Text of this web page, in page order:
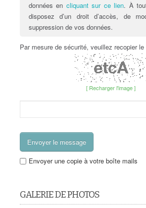
données en cliquant sur ce lien. À
disposez d’un droit d’accès, de
suppression de vos données.
Par mesure de sécurité, veuillez recopier
[ Recharger l'image ]
Envoyer une copie à votre boîte mails
GALERIE DE PHOTOS